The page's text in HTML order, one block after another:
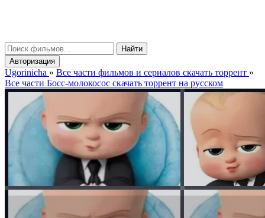
Найти
Авторизация
Ugorinicha » Все части фильмов и сериалов скачать торрент »
Все части Босс-молокосос скачать торрент на русском